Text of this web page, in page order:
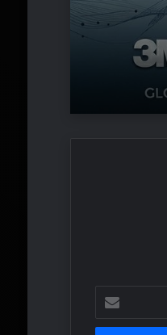
posta
adresinizi